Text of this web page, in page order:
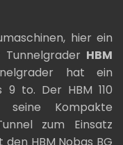
hier ein
HBM
hat ein
9 to. Der HBM 110
Kompakte
zum Einsatz
HBM Nobas BG